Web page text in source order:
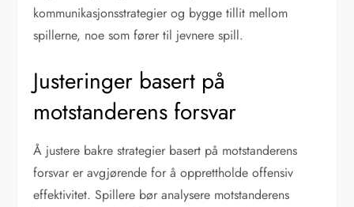
kommunikasjonsstrategier og bygge tillit mellom
spillerne, noe som fører til jevnere spill.
Justeringer basert på
motstanderens forsvar
Å justere bakre strategier basert på motstanderens
forsvar er avgjørende for å opprettholde offensiv
effektivitet. Spillere bør analysere motstanderens